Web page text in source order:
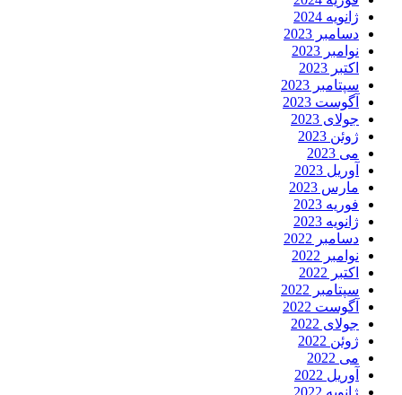
ژانویه 2024
دسامبر 2023
نوامبر 2023
اکتبر 2023
سپتامبر 2023
آگوست 2023
جولای 2023
ژوئن 2023
می 2023
آوریل 2023
مارس 2023
فوریه 2023
ژانویه 2023
دسامبر 2022
نوامبر 2022
اکتبر 2022
سپتامبر 2022
آگوست 2022
جولای 2022
ژوئن 2022
می 2022
آوریل 2022
ژانویه 2022